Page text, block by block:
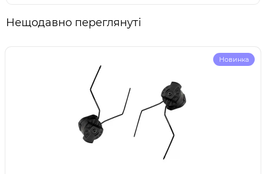
Нещодавно переглянуті
Новинка